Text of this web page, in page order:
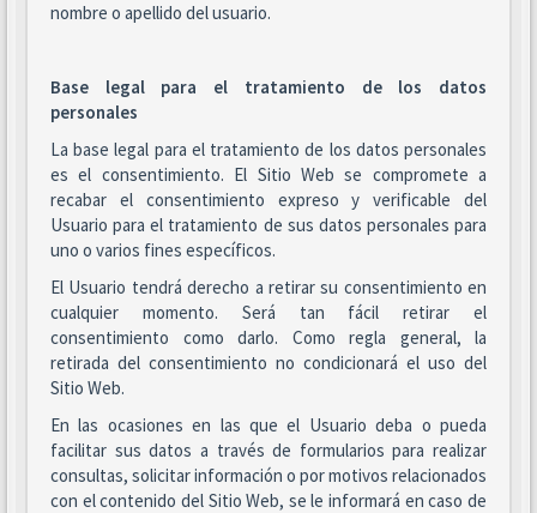
nombre o apellido del usuario.
Base legal para el tratamiento de los datos
personales
La base legal para el tratamiento de los datos personales
es el consentimiento. El Sitio Web se compromete a
recabar el consentimiento expreso y verificable del
Usuario para el tratamiento de sus datos personales para
uno o varios fines específicos.
El Usuario tendrá derecho a retirar su consentimiento en
cualquier momento. Será tan fácil retirar el
consentimiento como darlo. Como regla general, la
retirada del consentimiento no condicionará el uso del
Sitio Web.
En las ocasiones en las que el Usuario deba o pueda
facilitar sus datos a través de formularios para realizar
consultas, solicitar información o por motivos relacionados
con el contenido del Sitio Web, se le informará en caso de